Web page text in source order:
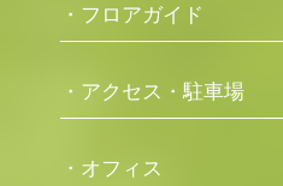
・フロアガイド
・アクセス・駐車場
・オフィス